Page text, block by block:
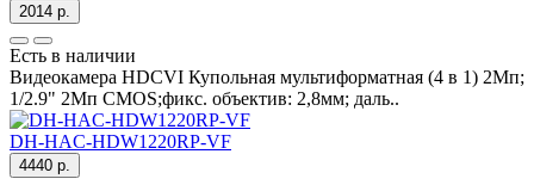
2014 р.
Есть в наличии
Видеокамера HDCVI Купольная мультиформатная (4 в 1) 2Мп;
1/2.9" 2Mп CMOS;фикс. объектив: 2,8мм; даль..
DH-HAC-HDW1220RP-VF
4440 р.